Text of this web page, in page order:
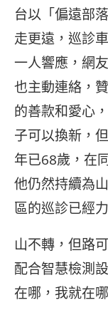
台以「偏遠部
走更遠，巡診
一人響應，網
也主動連絡，
的善款和愛心
子可以換新，
年已68歲，在
他仍然持續為
區的巡診已經
山不轉，但路
配合智慧檢測
在哪，我就在